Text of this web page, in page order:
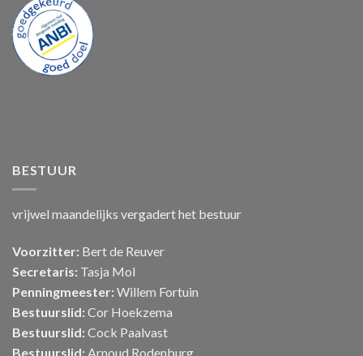
BESTUUR
vrijwel maandelijks vergadert het bestuur
Voorzitter: Bert de Reuver
Secretaris: Tasja Mol
Penningmeester: Willem Fortuin
Bestuurslid: Cor Hoekzema
Bestuurslid: Cock Paalvast
Bestuurslid: Arnoud Rodenburg